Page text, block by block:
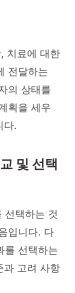
치료에 대한
전달하는
의 상태를
획을 세우
다.
및 선택
선택하는 것
입니다. 다
를 선택하는
과 고려 사항